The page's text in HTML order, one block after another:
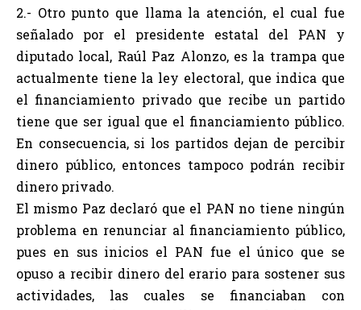
2.- Otro punto que llama la atención, el cual fue
señalado por el presidente estatal del PAN y
diputado local, Raúl Paz Alonzo, es la trampa que
actualmente tiene la ley electoral, que indica que
el financiamiento privado que recibe un partido
tiene que ser igual que el financiamiento público.
En consecuencia, si los partidos dejan de percibir
dinero público, entonces tampoco podrán recibir
dinero privado.
El mismo Paz declaró que el PAN no tiene ningún
problema en renunciar al financiamiento público,
pues en sus inicios el PAN fue el único que se
opuso a recibir dinero del erario para sostener sus
actividades, las cuales se financiaban con